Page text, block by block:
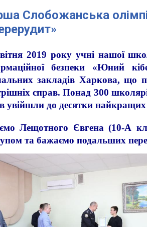
Слобожанська
2019 року учні нашої
безпеки «Юний
закладів Харкова, що
справ. Понад 300
увійшли до десятки
Лещотного Євгена (10-А
та бажаємо подальших